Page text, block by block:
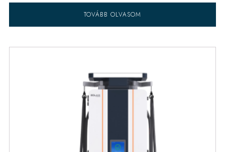
TOVÁBB OLVASOM